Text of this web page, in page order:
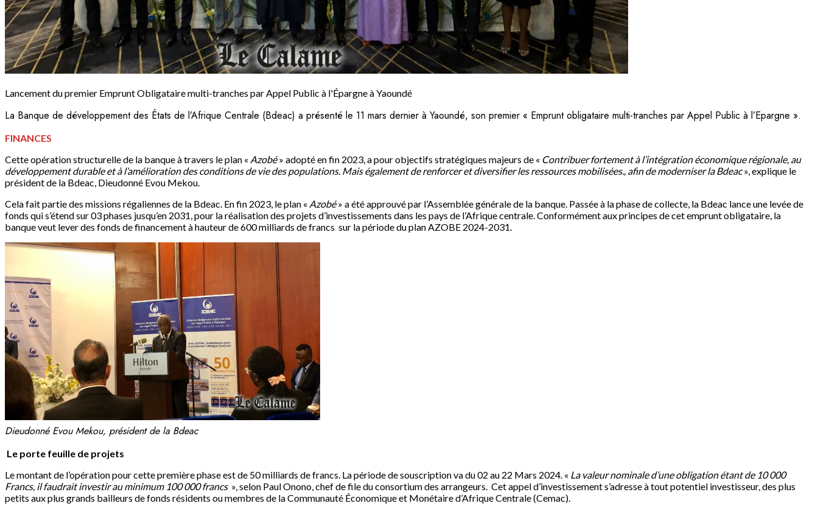
Lancement du premier Emprunt Obligataire multi-tranches par Appel Public à l'Épargne à Yaoundé
La Banque de développement des États de l’Afrique Centrale (Bdeac) a présenté le 11 mars dernier à Yaoundé, son premier « Emprunt obligataire multi-tranches par Appel Public à l’Epargne ».
FINANCES
Cette opération structurelle de la banque à travers le plan « Azobé» adopté en fin 2023, a pour objectifs stratégiques majeurs de « Contribuer fortement à l’intégration économique régionale, au
développement durable et à l’amélioration des conditions de vie des populations. Mais également de renforcer et diversifier les ressources mobilisées., afin de moderniser la Bdeac», explique le
président de la Bdeac, Dieudonné Evou Mekou.
Cela fait partie des missions régaliennes de la Bdeac. En fin 2023, le plan « Azobé» a été approuvé par l’Assemblée générale de la banque. Passée à la phase de collecte, la Bdeac lance une levée de
fonds qui s’étend sur 03 phases jusqu’en 2031, pour la réalisation des projets d’investissements dans les pays de l’Afrique centrale. Conformément aux principes de cet emprunt obligataire, la
banque veut lever des fonds de financement à hauteur de 600 milliards de francs sur la période du plan AZOBE 2024-2031.
Dieudonné Evou Mekou, président de la Bdeac
Le porte feuille de projets
Le montant de l’opération pour cette première phase est de 50 milliards de francs. La période de souscription va du 02 au 22 Mars 2024. « La valeur nominale d’une obligation étant de 10 000
Francs, il faudrait investir au minimum 100 000 francs », selon Paul Onono, chef de file du consortium des arrangeurs. Cet appel d’investissement s’adresse à tout potentiel investisseur, des plus
petits aux plus grands bailleurs de fonds résidents ou membres de la Communauté Économique et Monétaire d’Afrique Centrale (Cemac).